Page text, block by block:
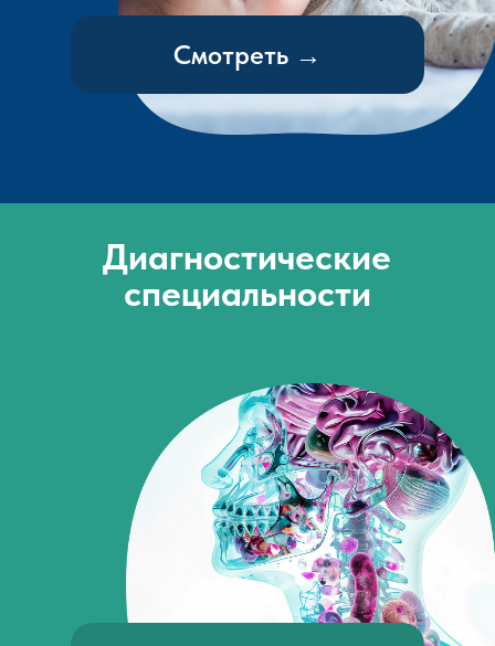
Смотреть →
Диагностические
специальности